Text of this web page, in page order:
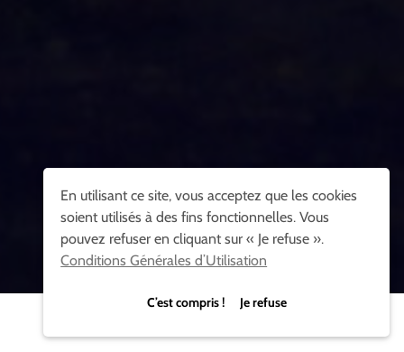
En utilisant ce site, vous acceptez que les cookies
soient utilisés à des fins fonctionnelles. Vous
pouvez refuser en cliquant sur « Je refuse ».
Conditions Générales d’Utilisation
C’est compris ! Je refuse